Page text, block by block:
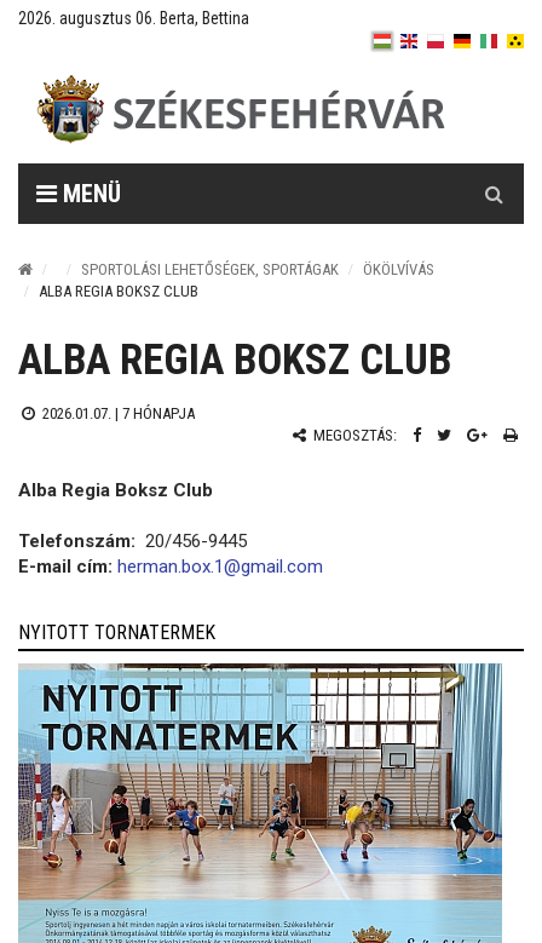
2026. augusztus 06. Berta, Bettina
MENÜ
SPORTOLÁSI LEHETŐSÉGEK, SPORTÁGAK
ÖKÖLVÍVÁS
ALBA REGIA BOKSZ CLUB
ALBA REGIA BOKSZ CLUB
2026.01.07. | 7 HÓNAPJA
MEGOSZTÁS:
Alba Regia Boksz Club
Telefonszám: 20/456-9445
E-mail cím: herman.box.1@gmail.com
NYITOTT TORNATERMEK